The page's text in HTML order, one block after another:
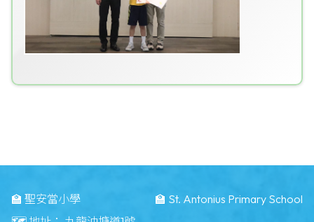
🏫 聖安當小學
🏫 St. Antonius Primary School